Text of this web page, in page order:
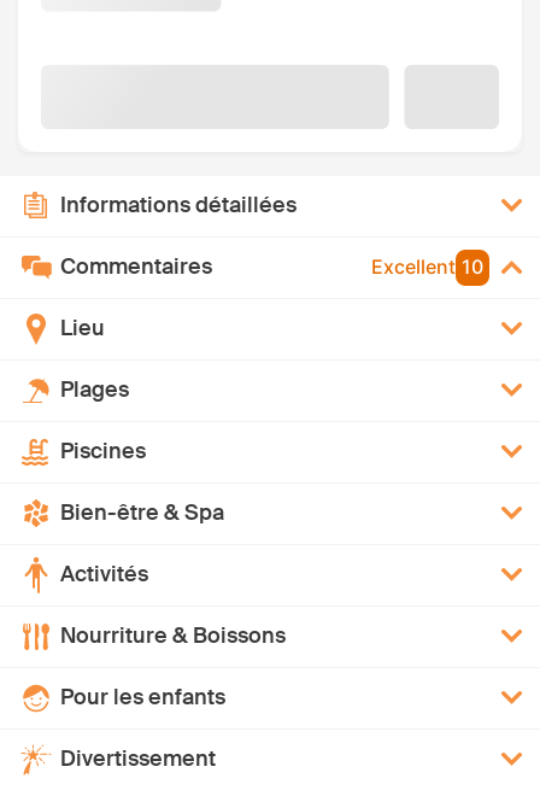
Informations détaillées
Commentaires Excellent 10
Lieu
Plages
Piscines
Bien-être & Spa
Activités
Nourriture & Boissons
Pour les enfants
Divertissement